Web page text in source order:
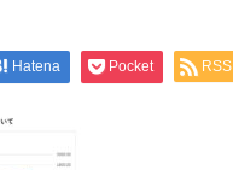
Hatena Pocket RSS